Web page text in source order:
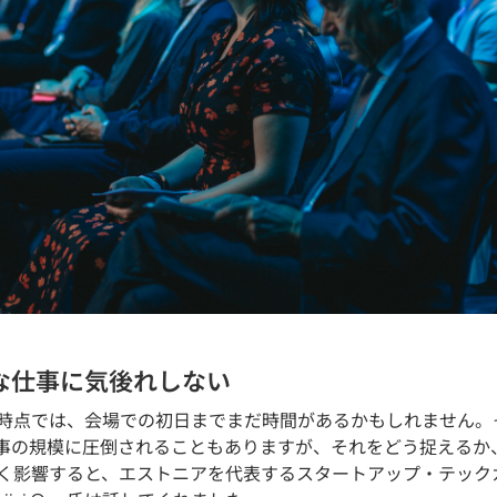
仕事に気後れしない
点では、会場での初日までまだ時間があるかもしれません
の規模に圧倒されることもありますが、それをどう捉える
影響すると、エストニアを代表するスタートアップ・テッ